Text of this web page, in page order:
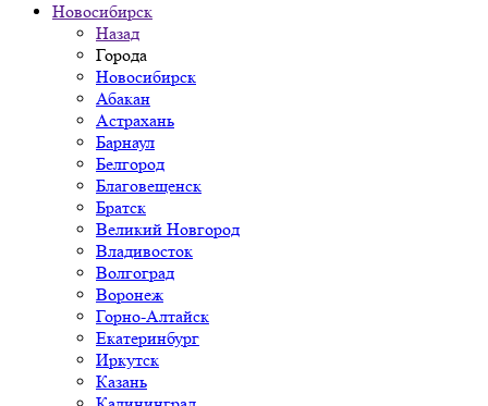
Новосибирск
Назад
Города
Новосибирск
Абакан
Астрахань
Барнаул
Белгород
Благовещенск
Братск
Великий Новгород
Владивосток
Волгоград
Воронеж
Горно-Алтайск
Екатеринбург
Иркутск
Казань